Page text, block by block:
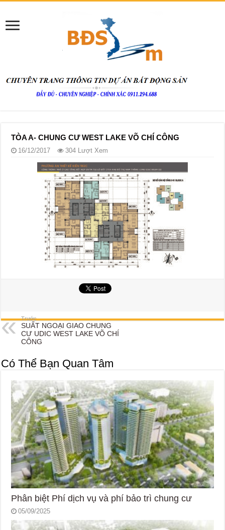
TÒA A- CHUNG CƯ WEST LAKE VÕ CHÍ CÔNG
16/12/2017 304 Lượt Xem
Trước
SUẤT NGOẠI GIAO CHUNG
CƯ UDIC WEST LAKE VÕ CHÍ
CÔNG
Có Thể Bạn Quan Tâm
Phân biệt Phí dịch vụ và phí bảo trì chung cư
05/09/2025